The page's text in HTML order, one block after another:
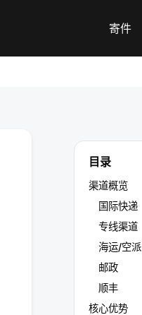
寄件
目录
渠道概览
国际快递
专线渠道
海运/空派
邮政
顺丰
核心优势